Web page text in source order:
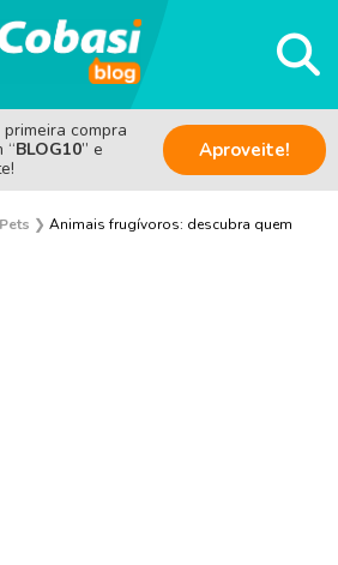
compra
“BLOG10” e
Aproveite!
❯ Animais frugívoros: descubra quem